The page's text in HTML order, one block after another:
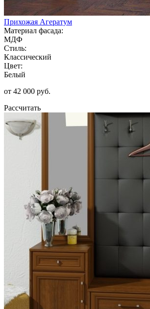
Прихожая Агератум
Материал фасада:
МДФ
Стиль:
Классический
Цвет:
Белый
от 42 000 руб.
Рассчитать